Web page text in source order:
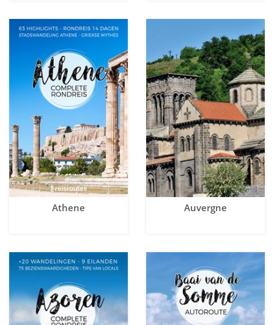
Athene Auvergne